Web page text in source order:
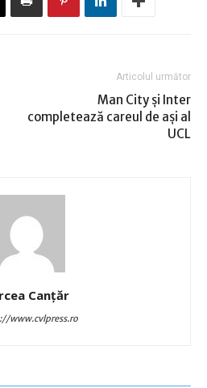
Articolul următor
Man City şi Inter
completează careul de aşi al
UCL
Canţăr
www.cvlpress.ro